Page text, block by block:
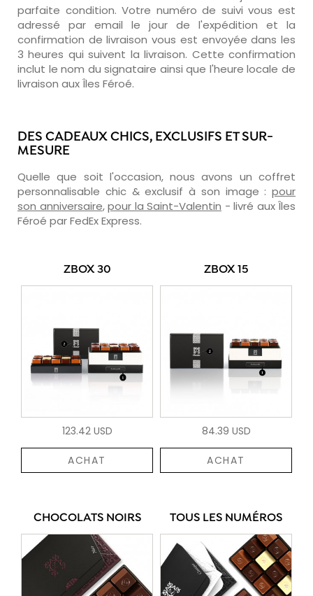
parfaite condition. Votre numéro de suivi vous est
adressé par email le jour de l'expédition et la
confirmation de livraison vous est envoyée dans les
3 heures qui suivent la livraison. Cette confirmation
inclut le nom du signataire ainsi que l'heure locale de
livraison aux Îles Féroé.
DES CADEAUX CHICS, EXCLUSIFS ET SUR-
MESURE
Quelle que soit l'occasion, nous avons un coffret
personnalisable chic & exclusif à son image : pour
son anniversaire,pour la Saint-Valentin - livré aux Îles
Féroé par FedEx Express.
ZBOX 30
123.42 USD
ACHAT
ZBOX 15
84.39 USD
ACHAT
CHOCOLATS NOIRS TOUS LES NUMÉROS